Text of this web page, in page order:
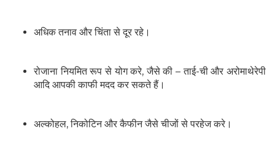
अधिक तनाव और चिंता से दूर रहे।
रोजाना नियमित रूप से योग करे, जैसे की – ताई-ची और अरोमाथेरेपी
आदि आपकी काफी मदद कर सकते हैं।
अल्‍कोहल, निकोटिन और कैफीन जैसे चीजों से परहेज करे।